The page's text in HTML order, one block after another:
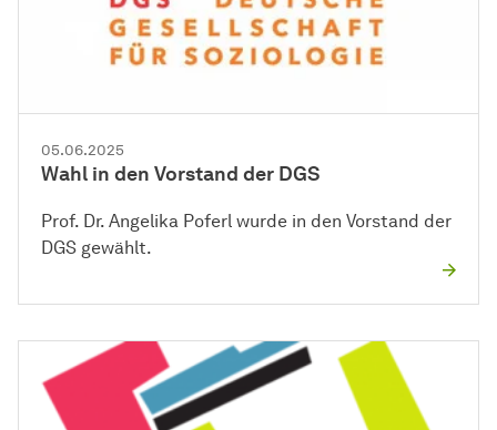
05.06.2025
Wahl in den Vorstand der DGS
Prof. Dr. Angelika Poferl wurde in den Vorstand der
DGS gewählt.